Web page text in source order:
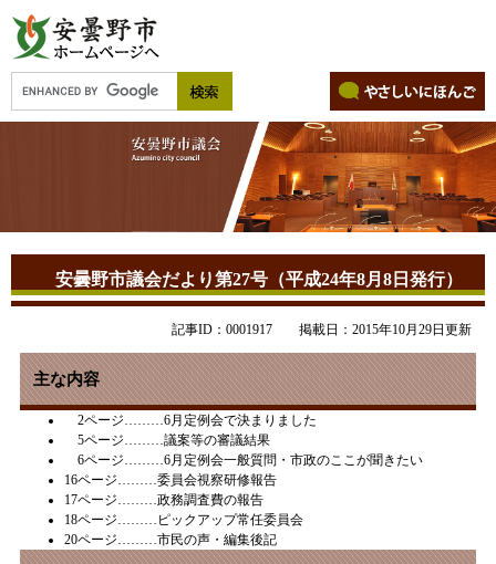
安曇野市議会だより第27号（平成24年8月8日発行）
記事ID：0001917 掲載日：2015年10月29日更新
主な内容
2ページ………6月定例会で決まりました
5ページ………議案等の審議結果
6ページ………6月定例会一般質問・市政のここが聞きたい
16ページ………委員会視察研修報告
17ページ………政務調査費の報告
18ページ………ピックアップ常任委員会
20ページ………市民の声・編集後記